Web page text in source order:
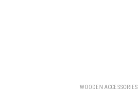
WOODEN ACCESSORIES